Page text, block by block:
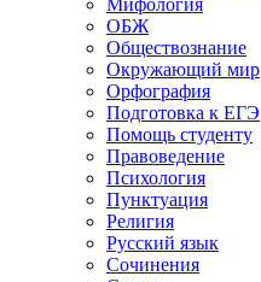
Мифология
ОБЖ
Обществознание
Окружающий мир
Орфография
Подготовка к ЕГЭ
Помощь студенту
Правоведение
Психология
Пунктуация
Религия
Русский язык
Сочинения